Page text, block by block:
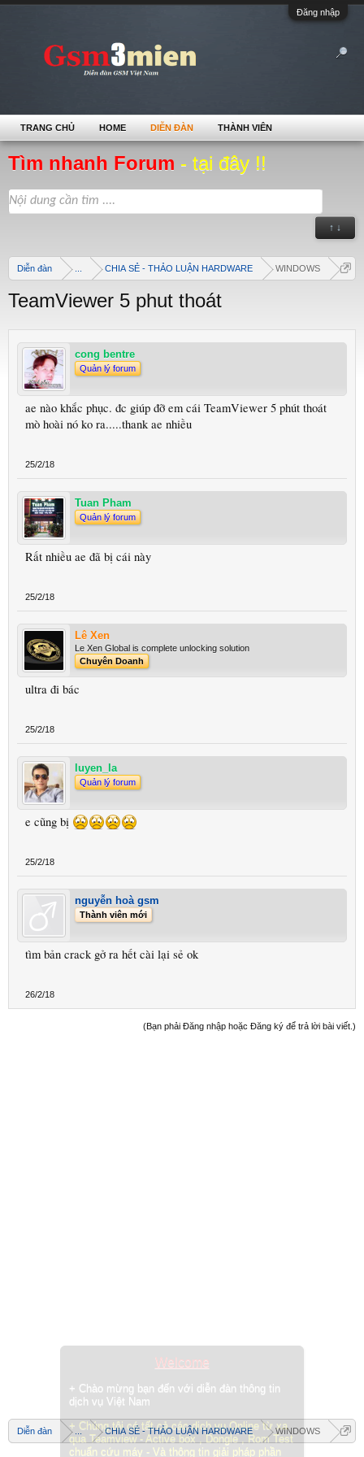
Đăng nhập
Tìm nhanh Forum - tại đây !!
↑ ↓
Diễn đàn CHIA SẺ - THẢO LUẬN HARDWARE WINDOWS
Welcome
+ Chào mừng bạn đến với diễn đàn thông tin
dịch vụ Việt Nam
+ Chúng tôi có tất cả các dịch vụ Online từ xa
qua Teamview - Active box , Dongle , Rom Test
chuẩn cứu máy - Và thông tin giải pháp phần
TeamViewer 5 phut thoát
cong bentre
Quản lý forum
ae nào khắc phục. đc giúp đỡ em cái TeamViewer 5 phút thoát
mò hoài nó ko ra.....thank ae nhiều
25/2/18
Tuan Pham
Quản lý forum
Rất nhiều ae đã bị cái này
25/2/18
Lê Xen
Le Xen Global is complete unlocking solution
Chuyên Doanh
ultra đi bác
25/2/18
luyen_la
Quản lý forum
e cũng bị
25/2/18
nguyễn hoà gsm
Thành viên mới
tìm bản crack gở ra hết cài lại sẻ ok
26/2/18
(Bạn phải Đăng nhập hoặc Đăng ký để trả lời bài viết.)
Diễn đàn ... CHIA SẺ - THẢO LUẬN HARDWARE WINDOWS
TRANG CHỦ HOME DIỄN ĐÀN THÀNH VIÊN